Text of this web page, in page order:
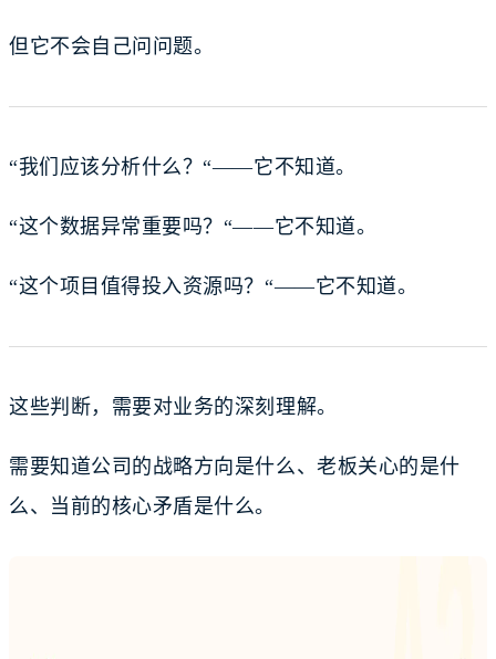
但它不会自己问问题。
“我们应该分析什么？“——它不知道。
“这个数据异常重要吗？“——它不知道。
“这个项目值得投入资源吗？“——它不知道。
这些判断，需要对业务的深刻理解。
需要知道公司的战略方向是什么、老板关心的是什
么、当前的核心矛盾是什么。